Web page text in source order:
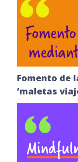
Fomento de
‘maletas